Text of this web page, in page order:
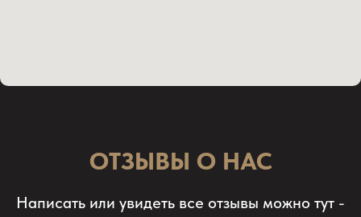
ОТЗЫВЫ О НАС
Написать или увидеть все отзывы можно тут -